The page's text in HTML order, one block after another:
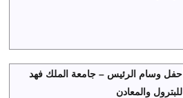
حفل وسام الرئيس – جامعة الملك فهد
للبترول والمعادن